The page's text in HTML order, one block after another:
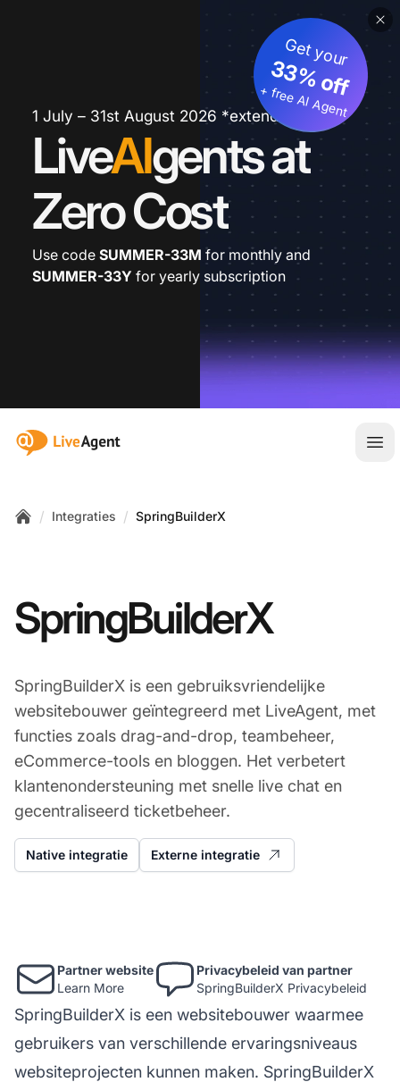
1 July – 31st August 2026 *extended
LiveAIgents at
Zero Cost
Get your
33% off
+ free AI Agent
Use code SUMMER-33M for monthly and
SUMMER-33Y for yearly subscription
:site.title
/ Integraties / SpringBuilderX
SpringBuilderX
SpringBuilderX is een gebruiksvriendelijke
websitebouwer geïntegreerd met LiveAgent, met
functies zoals drag-and-drop, teambeheer,
eCommerce-tools en bloggen. Het verbetert
klantenondersteuning met snelle live chat en
gecentraliseerd ticketbeheer.
Native integratie Externe integratie
Partner website
Learn More
Privacybeleid van partner
SpringBuilderX Privacybeleid
SpringBuilderX is een websitebouwer waarmee
gebruikers van verschillende ervaringsniveaus
websiteprojecten kunnen maken. SpringBuilderX